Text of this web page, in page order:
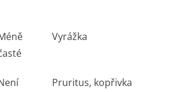
Vyrážka
Pruritus, kopřivka